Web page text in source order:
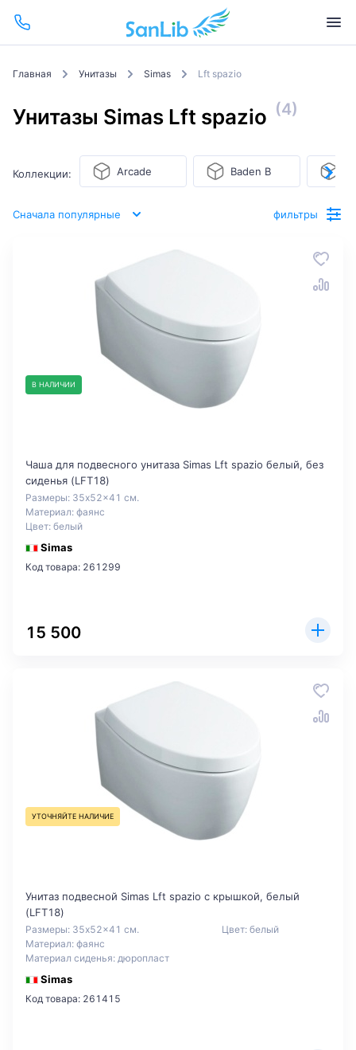
Главная Унитазы Simas Lft spazio
Унитазы Simas Lft spazio (4)
Коллекции: Arcade Baden Baden
Сначала популярные фильтры
В НАЛИЧИИ
Чаша для подвесного унитаза Simas Lft spazio белый, без
сиденья (LFT18)
Размеры: 35x52x41 см.
Материал: фаянс
Цвет: белый
Simas
Код товара: 261299
15 500
УТОЧНЯЙТЕ НАЛИЧИЕ
Унитаз подвесной Simas Lft spazio с крышкой, белый
(LFT18)
Размеры: 35x52x41 см.
Материал: фаянс
Материал сиденья: дюропласт
Цвет: белый
Simas
Код товара: 261415